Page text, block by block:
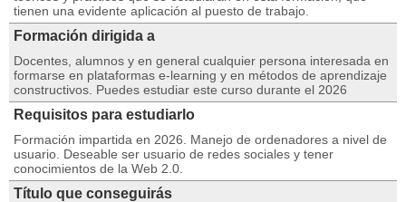
tienen una evidente aplicación al puesto de trabajo.
Formación dirigida a
Docentes, alumnos y en general cualquier persona interesada en
formarse en plataformas e-learning y en métodos de aprendizaje
constructivos. Puedes estudiar este curso durante el 2026
Requisitos para estudiarlo
Formación impartida en 2026. Manejo de ordenadores a nivel de
usuario. Deseable ser usuario de redes sociales y tener
conocimientos de la Web 2.0.
Título que conseguirás